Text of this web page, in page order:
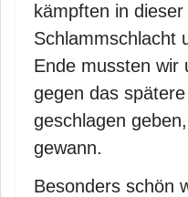
kämpften in
Schlammschlacht
Ende mussten wir
gegen das
geschlagen
gewann.
Besonders schön